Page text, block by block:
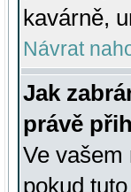
kavárně,
Návrat
Jak
právě
Ve
pokud